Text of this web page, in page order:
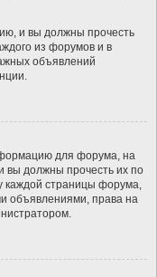
и вы должны прочесть
из форумов и в
объявлений
для форума, на
вы должны прочесть их по
каждой страницы форума,
объявлениями, права на